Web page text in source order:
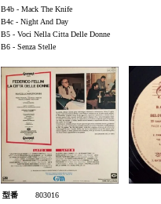
B4b - Mack The Knife
B4c - Night And Day
B5 - Voci Nella Citta Delle Donne
B6 - Senza Stelle
型番
803016